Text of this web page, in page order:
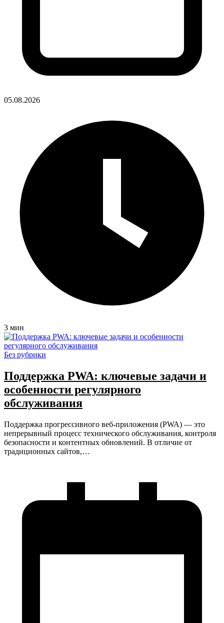
05.08.2026
3 мин
Без рубрики
Поддержка PWA: ключевые задачи и
особенности регулярного
обслуживания
Поддержка прогрессивного веб-приложения (PWA) — это
непрерывный процесс технического обслуживания, контроля
безопасности и контентных обновлений. В отличие от
традиционных сайтов,…